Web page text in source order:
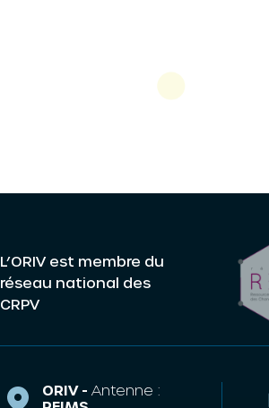
L’ORIV est membre du
réseau national des
CRPV
ORIV - Antenne :